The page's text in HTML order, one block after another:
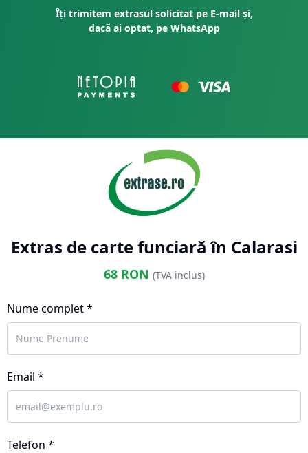
Îți trimitem extrasul solicitat pe E-mail și,
dacă ai optat, pe WhatsApp
Extras de carte funciară în Calarasi
68RON (TVA inclus)
Nume complet *
Email *
Telefon *